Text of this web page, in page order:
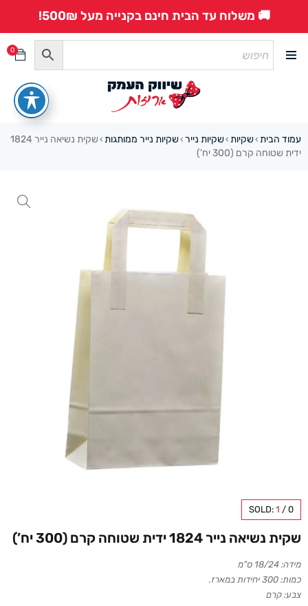
🚚 משלוח עד הבית חינם בקנייה מעל 500₪!
0
עמוד הבית ›שקיות ›שקיות נייר ›שקיות נייר ממותגות ›
שקית נשיאה נייר 1824
ידית שטוחה קרם (300 יח’)
SOLD: 1 / 0
שקית נשיאה נייר 1824 ידית שטוחה קרם (300 יח’)
מידה: 18/24 ס”מ
כמות: 300 יחידות במארז.
צבע: קרם